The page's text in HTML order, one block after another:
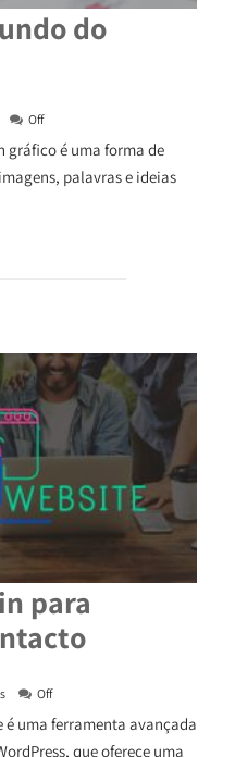
do
Off
gráfico é uma forma de
palavras e ideias
para
Off
uma ferramenta avançada
que oferece uma